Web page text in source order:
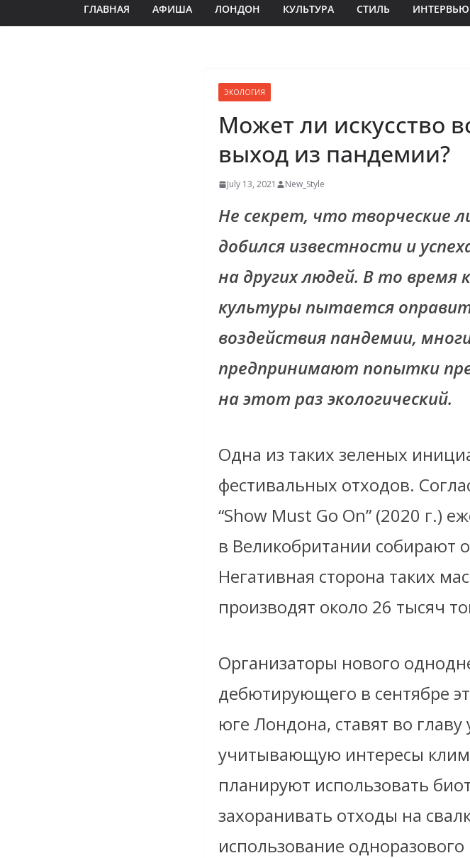
ГЛАВНАЯ АФИША ЛОНДОН КУЛЬТУРА СТИЛЬ ИНТЕРВЬЮ
ЭКОЛОГИЯ
Может ли искусство
выход из пандемии?
July 13, 2021 New_Style
Не секрет, что творческие
добился известности и
на других людей. В то время
культуры пытается
воздействия пандемии,
предпринимают попытки
на этот раз экологический.
Одна из таких зеленых
фестивальных отходов.
“Show Must Go On” (2020 г.)
в Великобритании собирают
Негативная сторона таких
производят около 26 тысяч
Организаторы нового
дебютирующего в сентябре
юге Лондона, ставят во
учитывающую интересы
планируют использовать
захоранивать отходы на
использование одноразового